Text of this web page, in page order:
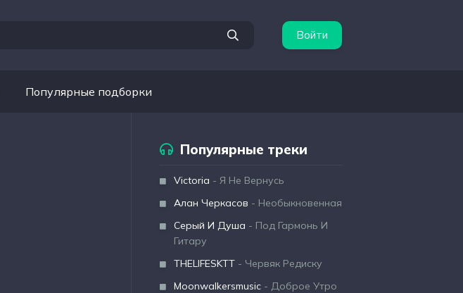
Войти
Популярные подборки
Популярные треки
Victoria - Я Не Вернусь
Алан Черкасов - Необыкновенная
Серый И Душа - Под Гармонь И
Гитару
THELIFESKTT - Червяк Редиску
Moonwalkersmusic - Доброе Утро